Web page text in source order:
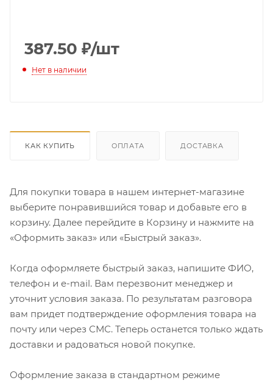
387.50 ₽/шт
Нет в наличии
КАК КУПИТЬ ОПЛАТА ДОСТАВКА
Для покупки товара в нашем интернет-магазине
выберите понравившийся товар и добавьте его в
корзину. Далее перейдите в Корзину и нажмите на
«Оформить заказ» или «Быстрый заказ».
Когда оформляете быстрый заказ, напишите ФИО,
телефон и e-mail. Вам перезвонит менеджер и
уточнит условия заказа. По результатам разговора
вам придет подтверждение оформления товара на
почту или через СМС. Теперь останется только ждать
доставки и радоваться новой покупке.
Оформление заказа в стандартном режиме